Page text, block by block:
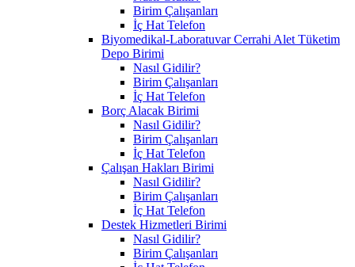
Birim Çalışanları
İç Hat Telefon
Biyomedikal-Laboratuvar Cerrahi Alet Tüketim
Depo Birimi
Nasıl Gidilir?
Birim Çalışanları
İç Hat Telefon
Borç Alacak Birimi
Nasıl Gidilir?
Birim Çalışanları
İç Hat Telefon
Çalışan Hakları Birimi
Nasıl Gidilir?
Birim Çalışanları
İç Hat Telefon
Destek Hizmetleri Birimi
Nasıl Gidilir?
Birim Çalışanları